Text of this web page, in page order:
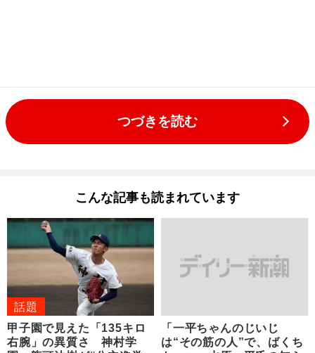
つづきを読む
こんな記事も読まれています
話題
甲子園で見えた「135キロ
右腕」の異質さ 神村学
「一平ちゃんのじいじ
は“その筋の人”で、ばくち